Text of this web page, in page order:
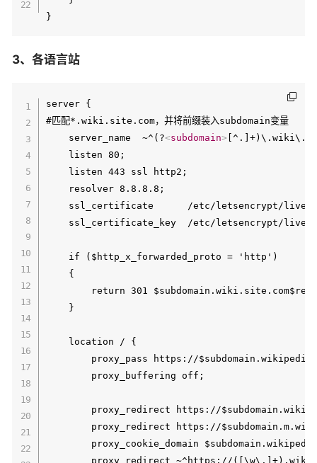
3、各语言站
server {
#匹配*.wiki.site.com，并将前缀装入subdomain变量
    server_name  ~^(?
<subdomain>
    listen 80;
    listen 443 ssl http2;
    resolver 8.8.8.8;
ssl_certificate      /etc/letsencrypt/
ssl_certificate_key  /etc/letsencrypt/
    if ($http_x_forwarded_proto = 'http')
    {
return 301
    }
    location / {
proxy_pass https://
        proxy_buffering off;
proxy_redirect https://
proxy_redirect https://
proxy_cookie_domain
proxy_redirect ~^https://